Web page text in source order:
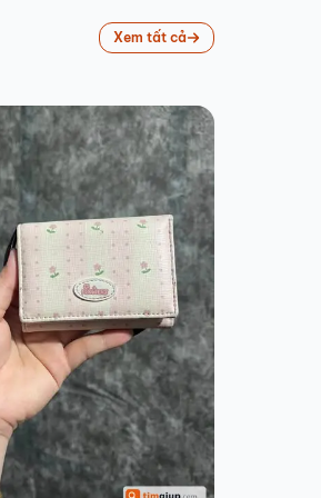
Xem tất cả